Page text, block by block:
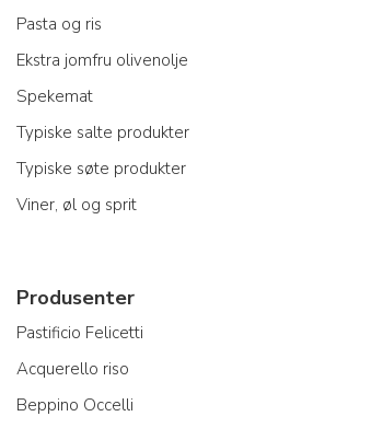
Pasta og ris
Ekstra jomfru olivenolje
Spekemat
Typiske salte produkter
Typiske søte produkter
Viner, øl og sprit
Produsenter
Pastificio Felicetti
Acquerello riso
Beppino Occelli